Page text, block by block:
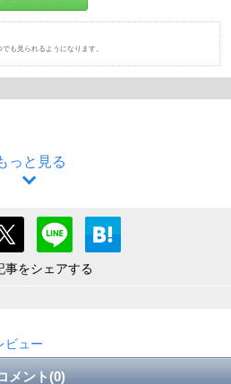
も見られるようになります。
っと見る
事をシェアする
ビュー
メント(0)